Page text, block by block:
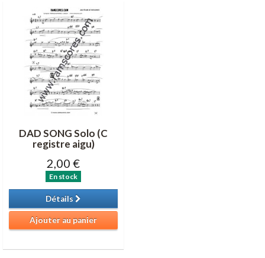
DAD SONG Solo (C
registre aigu)
2,00 €
En stock
Détails
Ajouter au panier